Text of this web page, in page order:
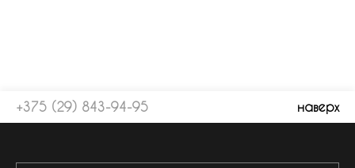
+375 (29) 843-94-95 наверх